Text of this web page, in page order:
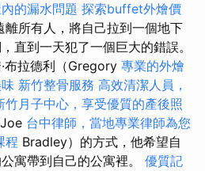
的漏水問題 探索buffet外燴價
離所有人，將自己拉到一個地下
直到一天犯了一個巨大的錯誤。
布拉德利（Gregory 專業的外燴
新竹整骨服務 高效清潔人員，
竹月子中心，享受優質的產後照
台中律師，當地專業律師為您
程 Bradley）的方式，他希望自
寓帶到自己的公寓裡。 優質記